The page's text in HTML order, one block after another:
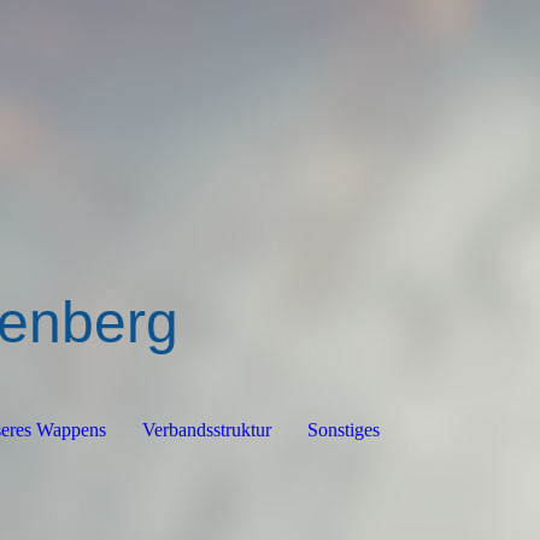
Wappens Verbandsstruktur Sonstiges